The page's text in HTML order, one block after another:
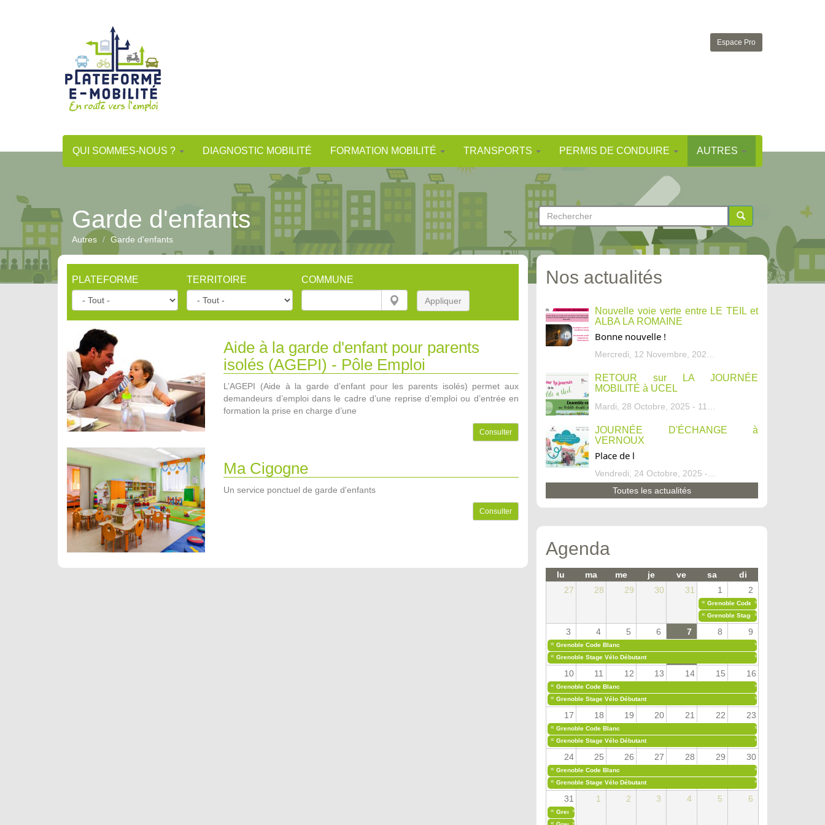
Espace Pro
QUI SOMMES-NOUS ? DIAGNOSTIC MOBILITÉ FORMATION MOBILITÉ TRANSPORTS PERMIS DE CONDUIRE AUTRES
Garde d'enfants
Autres Garde d'enfants
Formulaire
de
recherche
Rechercher
PLATEFORME TERRITOIRE COMMUNE
Appliquer
Aide à la garde d'enfant pour parents
isolés (AGEPI) - Pôle Emploi
L’AGEPI (Aide à la garde d’enfant pour les parents isolés) permet aux
demandeurs d’emploi dans le cadre d’une reprise d’emploi ou d’entrée en
formation la prise en charge d’une
Consulter
Ma Cigogne
Un service ponctuel de garde d'enfants
Consulter
Nos actualités
Nouvelle voie verte entre LE TEIL et
ALBA LA ROMAINE
Bonne nouvelle !
RETOUR sur LA JOURNÉE
MOBILITÉ à UCEL
JOURNÉE D'ÉCHANGE à
VERNOUX
Place de l
Toutes les actualités
Agenda
lu ma me je ve sa
di
27
28 29 30 31 1 2
« Grenoble Code Blanc
»
« Grenoble Stage Vélo Débutant
»
3 4 5 6 7 8 9
« Grenoble Code Blanc
»
« Grenoble Stage Vélo Débutant »
10 11 12 13 14 15 16
« Grenoble Code Blanc
»
« Grenoble Stage Vélo Débutant »
17 18 19 20 21 22 23
« Grenoble Code Blanc
»
« Grenoble Stage Vélo Débutant »
24 25 26 27 28 29 30
« Grenoble Code Blanc
»
« Grenoble Stage Vélo Débutant »
31 1 2 3 4 5 6
« Grenoble Code Blanc
»
«
»